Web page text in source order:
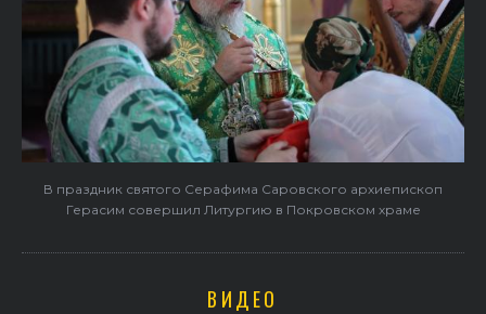
В праздник святого Серафима Саровского архиепископ
Герасим совершил Литургию в Покровском храме
ВИДЕО